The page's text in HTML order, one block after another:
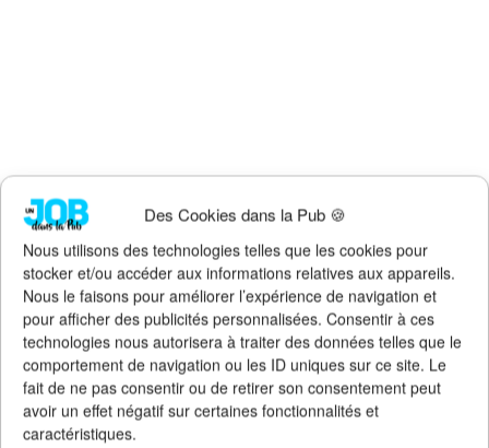
Des Cookies dans la Pub 🍪
Nous utilisons des technologies telles que les cookies pour
stocker et/ou accéder aux informations relatives aux appareils.
Nous le faisons pour améliorer l’expérience de navigation et
pour afficher des publicités personnalisées. Consentir à ces
technologies nous autorisera à traiter des données telles que le
comportement de navigation ou les ID uniques sur ce site. Le
fait de ne pas consentir ou de retirer son consentement peut
avoir un effet négatif sur certaines fonctionnalités et
caractéristiques.
Faites un don !
Pour qu'Un Job dans la Pub